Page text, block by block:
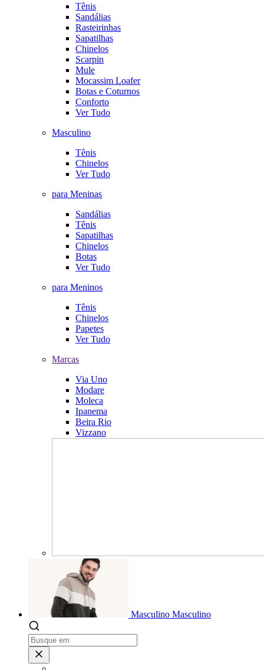
Tênis
Sandálias
Rasteirinhas
Sapatilhas
Chinelos
Scarpin
Mule
Mocassim Loafer
Botas e Coturnos
Conforto
Ver Tudo
Masculino
Tênis
Chinelos
Ver Tudo
para Meninas
Sandálias
Tênis
Sapatilhas
Chinelos
Botas
Ver Tudo
para Meninos
Tênis
Chinelos
Papetes
Ver Tudo
Marcas
Via Uno
Modare
Moleca
Ipanema
Beira Rio
Vizzano
Masculino Masculino